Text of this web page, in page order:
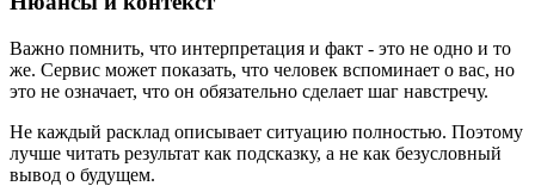
Важно помнить, что интерпретация и факт - это не одно и то
же. Сервис может показать, что человек вспоминает о вас, но
это не означает, что он обязательно сделает шаг навстречу.
Не каждый расклад описывает ситуацию полностью. Поэтому
лучше читать результат как подсказку, а не как безусловный
вывод о будущем.